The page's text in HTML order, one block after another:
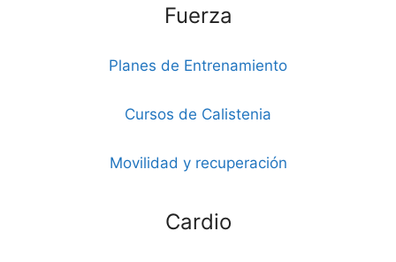
Fuerza
Planes de Entrenamiento
Cursos de Calistenia
Movilidad y recuperación
Cardio